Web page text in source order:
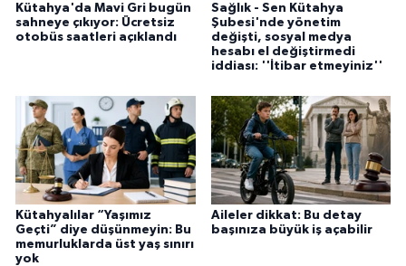
Kütahya'da Mavi Gri bugün
sahneye çıkıyor: Ücretsiz
otobüs saatleri açıklandı
Sağlık - Sen Kütahya
Şubesi'nde yönetim
değişti, sosyal medya
hesabı el değiştirmedi
iddiası: ''İtibar etmeyiniz''
Kütahyalılar “Yaşımız
Geçti” diye düşünmeyin: Bu
memurluklarda üst yaş sınırı
yok
Aileler dikkat: Bu detay
başınıza büyük iş açabilir